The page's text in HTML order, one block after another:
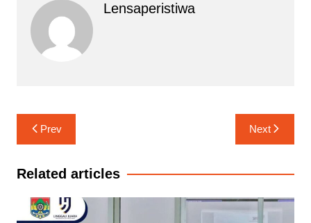
Lensaperistiwa
Navigasi
pos
Prev Next
Related articles